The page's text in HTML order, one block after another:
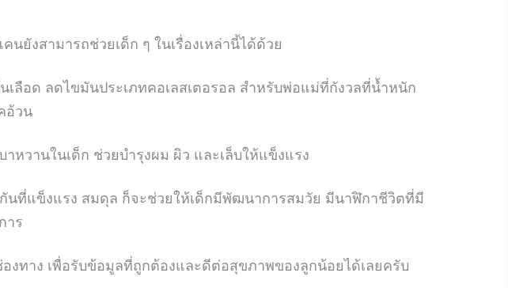
ยังสามารถช่วยเด็ก ๆ ในเรื่องเหล่านี้ได้ด้วย
ลือด ลดไขมันประเภทคอเลสเตอรอล สำหรับพ่อแม่ที่กังวลที่น้ำหนัก
อ้วน
หวานในเด็ก ช่วยบำรุงผม ผิว และเล็บให้แข็งแรง
นที่แข็งแรง สมดุล ก็จะช่วยให้เด็กมีพัฒนาการสมวัย มีนาฬิกาชีวิตที่มี
าร
ทาง เพื่อรับข้อมูลที่ถูกต้องและดีต่อสุขภาพของลูกน้อยได้เลยครับ